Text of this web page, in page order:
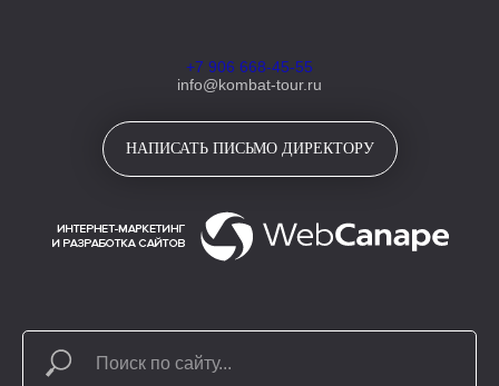
+7 906 668-45-55
info@kombat-tour.ru
НАПИСАТЬ ПИСЬМО ДИРЕКТОРУ